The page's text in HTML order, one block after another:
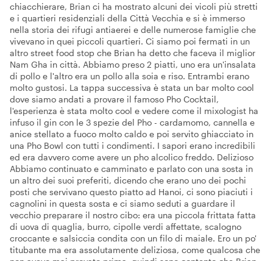
chiacchierare, Brian ci ha mostrato alcuni dei vicoli più stretti
e i quartieri residenziali della Città Vecchia e si è immerso
nella storia dei rifugi antiaerei e delle numerose famiglie che
vivevano in quei piccoli quartieri. Ci siamo poi fermati in un
altro street food stop che Brian ha detto che faceva il miglior
Nam Gha in città. Abbiamo preso 2 piatti, uno era un'insalata
di pollo e l'altro era un pollo alla soia e riso. Entrambi erano
molto gustosi. La tappa successiva è stata un bar molto cool
dove siamo andati a provare il famoso Pho Cocktail,
l'esperienza è stata molto cool e vedere come il mixologist ha
infuso il gin con le 3 spezie del Pho - cardamomo, cannella e
anice stellato a fuoco molto caldo e poi servito ghiacciato in
una Pho Bowl con tutti i condimenti. I sapori erano incredibili
ed era davvero come avere un pho alcolico freddo. Delizioso
Abbiamo continuato e camminato e parlato con una sosta in
un altro dei suoi preferiti, dicendo che erano uno dei pochi
posti che servivano questo piatto ad Hanoi, ci sono piaciuti i
cagnolini in questa sosta e ci siamo seduti a guardare il
vecchio preparare il nostro cibo: era una piccola frittata fatta
di uova di quaglia, burro, cipolle verdi affettate, scalogno
croccante e salsiccia condita con un filo di maiale. Ero un po'
titubante ma era assolutamente deliziosa, come qualcosa che